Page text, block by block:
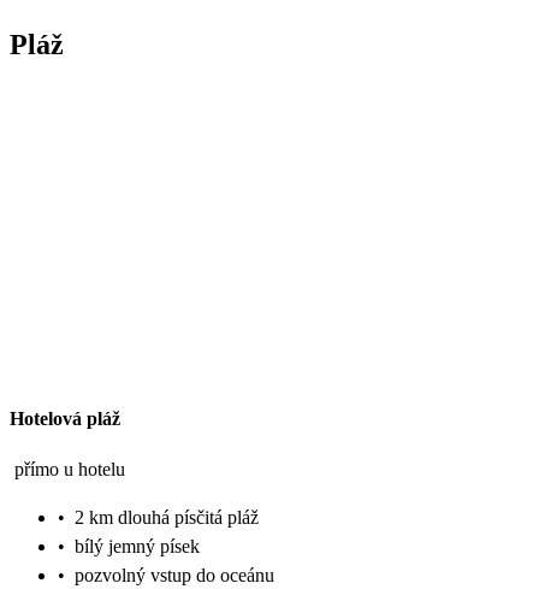
Pláž
Hotelová pláž
přímo u hotelu
• 2 km dlouhá písčitá pláž
• bílý jemný písek
• pozvolný vstup do oceánu